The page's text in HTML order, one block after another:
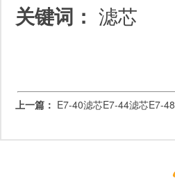
关键词： 滤芯
上一篇： E7-40滤芯E7-44滤芯E7-48